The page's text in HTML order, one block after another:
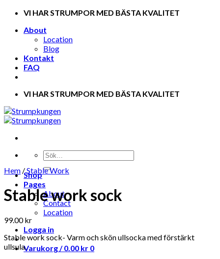
Skip
content
VI HAR STRUMPOR MED BÄSTA KVALITET
About
Location
Blog
Kontakt
FAQ
VI HAR STRUMPOR MED BÄSTA KVALITET
Shop
Pages
About
Contact
Location
Logga in
Varukorg /0.00 kr 0
Hem /Stable Work
Stable work sock
99.00kr
Stable work sock- Varm och skön ullsocka med förstärkt
ullsula.